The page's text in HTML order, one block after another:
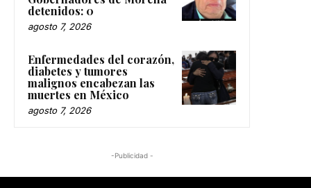
detenidos: 0
agosto 7, 2026
Enfermedades del corazón,
diabetes y tumores
malignos encabezan las
muertes en México
agosto 7, 2026
-Publicidad -